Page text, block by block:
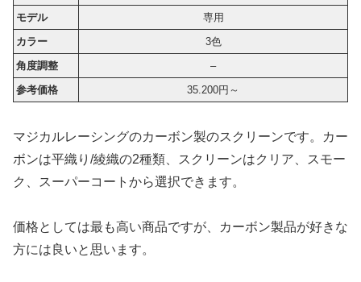
モデル
専用
カラー
3色
角度調整
–
参考価格
35.200円～
マジカルレーシングのカーボン製のスクリーンです。カー
ボンは平織り/綾織の2種類、スクリーンはクリア、スモー
ク、スーパーコートから選択できます。
価格としては最も高い商品ですが、カーボン製品が好きな
方には良いと思います。